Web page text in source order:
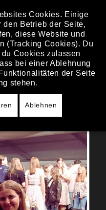
wie ein Heimspiel.
Cookies. Einige
Betrieb der Seite,
diese Website und
(Tracking Cookies). Du
Cookies zulassen
bei einer Ablehnung
der Seite
stehen.
Ablehnen